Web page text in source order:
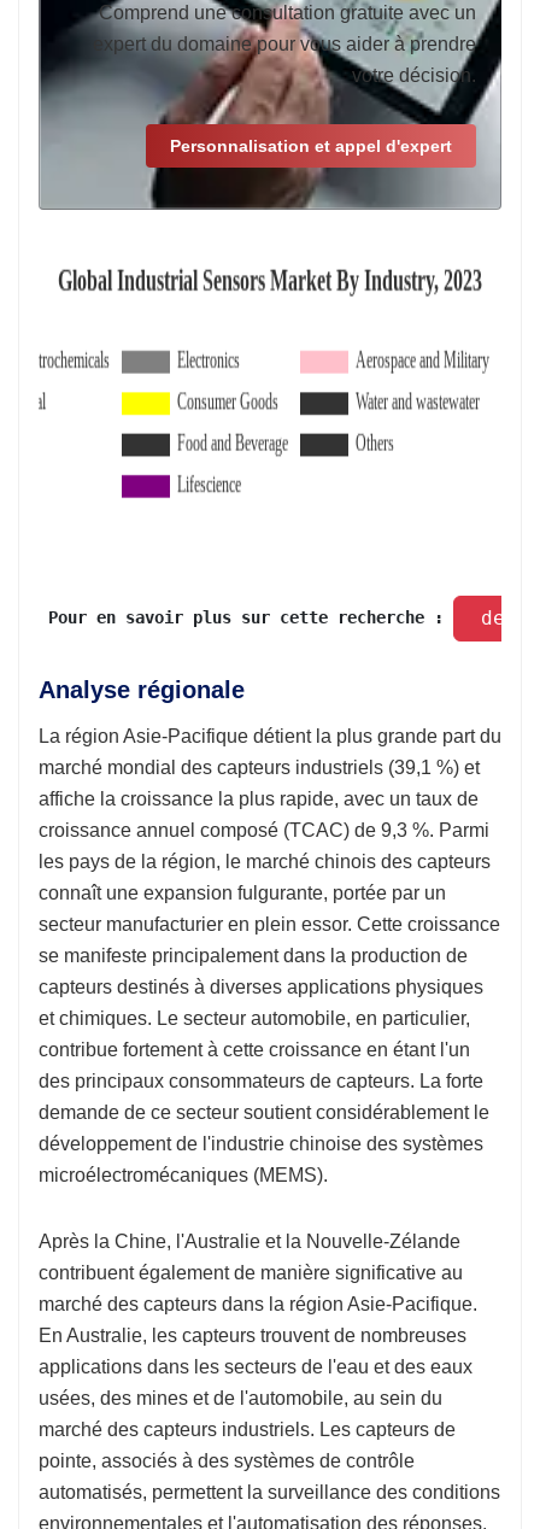
Comprend une consultation gratuite avec un
expert du domaine pour vous aider à prendre
votre décision.
Personnalisation et appel d'expert
Pour en savoir plus sur cette recherche :
Analyse régionale
La région Asie-Pacifique détient la plus grande part du
marché mondial des capteurs industriels (39,1 %) et
affiche la croissance la plus rapide, avec un taux de
croissance annuel composé (TCAC) de 9,3 %. Parmi
les pays de la région, le marché chinois des capteurs
connaît une expansion fulgurante, portée par un
secteur manufacturier en plein essor. Cette croissance
se manifeste principalement dans la production de
capteurs destinés à diverses applications physiques
et chimiques. Le secteur automobile, en particulier,
contribue fortement à cette croissance en étant l'un
des principaux consommateurs de capteurs. La forte
demande de ce secteur soutient considérablement le
développement de l'industrie chinoise des systèmes
microélectromécaniques (MEMS).
Après la Chine, l'Australie et la Nouvelle-Zélande
contribuent également de manière significative au
marché des capteurs dans la région Asie-Pacifique.
En Australie, les capteurs trouvent de nombreuses
applications dans les secteurs de l'eau et des eaux
usées, des mines et de l'automobile, au sein du
marché des capteurs industriels. Les capteurs de
pointe, associés à des systèmes de contrôle
automatisés, permettent la surveillance des conditions
environnementales et l'automatisation des réponses,